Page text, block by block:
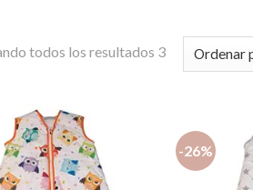
todos los resultados 3
-26%